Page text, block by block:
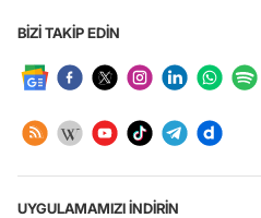
BİZİ TAKİP EDİN
UYGULAMAMIZI İNDİRİN